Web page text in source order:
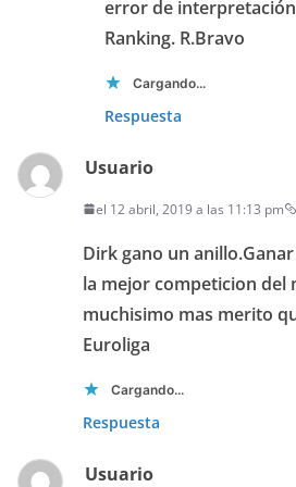
error de
Ranking. R.Bravo
Cargando...
Respuesta
Usuario
el 12 abril, 2019 a las 11:13 pm
Dirk gano un
la mejor competicion del
muchisimo mas merito
Euroliga
Cargando...
Respuesta
Usuario